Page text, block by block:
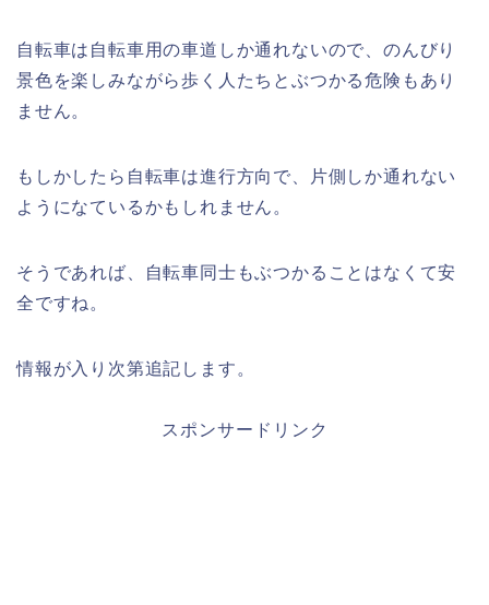
自転車は自転車用の車道しか通れないので、のんびり
景色を楽しみながら歩く人たちとぶつかる危険もあり
ません。
もしかしたら自転車は進行方向で、片側しか通れない
ようになているかもしれません。
そうであれば、自転車同士もぶつかることはなくて安
全ですね。
情報が入り次第追記します。
スポンサードリンク